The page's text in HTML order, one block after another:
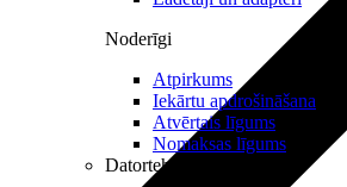
Noderīgi
Atpirkums
Iekārtu apdrošināšana
Atvērtais līgums
Nomaksas līgums
Datortehnika